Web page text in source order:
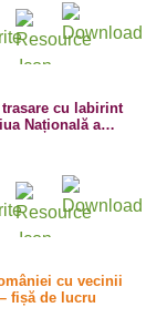
trasare cu labirint
Națională a
cu vecinii
fișă de lucru